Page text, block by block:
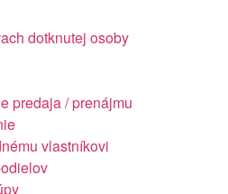
dotknutej osoby
predaja / prenájmu
vlastníkovi